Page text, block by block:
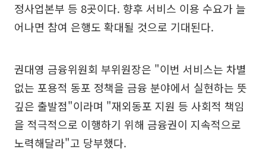
정사업본부 등 8곳이다. 향후 서비스 이용 수요가 늘
어나면 참여 은행도 확대될 것으로 기대된다.
권대영 금융위원회 부위원장은 "이번 서비스는 차별
없는 포용적 동포 정책을 금융 분야에서 실현하는 뜻
깊은 출발점"이라며 "재외동포 지원 등 사회적 책임
을 적극적으로 이행하기 위해 금융권이 지속적으로
노력해달라"고 당부했다.